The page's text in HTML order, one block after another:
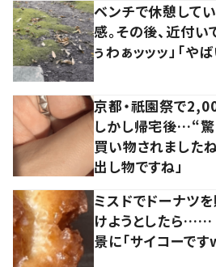
ベンチで休憩して
感。その後、近付
ぅわぁッッッ」「や
京都・祇園祭で
しかし帰宅後…“驚
買い物されましたね
出し物ですね」
ミスドでドーナツ
けようとしたら
景に「サイコーです